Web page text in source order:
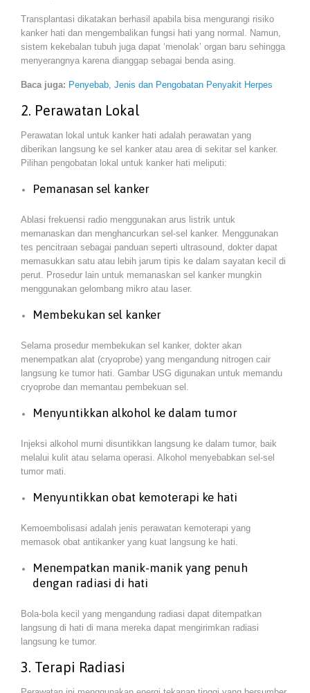
Transplantasi dikatakan berhasil apabila bisa mengurangi risiko
kanker hati dan mengembalikan fungsi hati yang normal. Namun,
sistem kekebalan tubuh juga dapat ‘menolak’ organ baru sehingga
menyerangnya karena dianggap sebagai benda asing.
Baca juga: Penyebab, Jenis dan Pengobatan Penyakit Herpes
2. Perawatan Lokal
Perawatan lokal untuk kanker hati adalah perawatan yang
diberikan langsung ke sel kanker atau area di sekitar sel kanker.
Pilihan pengobatan lokal untuk kanker hati meliputi:
Pemanasan sel kanker
Ablasi frekuensi radio menggunakan arus listrik untuk
memanaskan dan menghancurkan sel-sel kanker. Menggunakan
tes pencitraan sebagai panduan seperti ultrasound, dokter dapat
memasukkan satu atau lebih jarum tipis ke dalam sayatan kecil di
perut. Prosedur lain untuk memanaskan sel kanker mungkin
menggunakan gelombang mikro atau laser.
Membekukan sel kanker
Selama prosedur membekukan sel kanker, dokter akan
menempatkan alat (cryoprobe) yang mengandung nitrogen cair
langsung ke tumor hati. Gambar USG digunakan untuk memandu
cryoprobe dan memantau pembekuan sel.
Menyuntikkan alkohol ke dalam tumor
Injeksi alkohol murni disuntikkan langsung ke dalam tumor, baik
melalui kulit atau selama operasi. Alkohol menyebabkan sel-sel
tumor mati.
Menyuntikkan obat kemoterapi ke hati
Kemoembolisasi adalah jenis perawatan kemoterapi yang
memasok obat antikanker yang kuat langsung ke hati.
Menempatkan manik-manik yang penuh
dengan radiasi di hati
Bola-bola kecil yang mengandung radiasi dapat ditempatkan
langsung di hati di mana mereka dapat mengirimkan radiasi
langsung ke tumor.
3. Terapi Radiasi